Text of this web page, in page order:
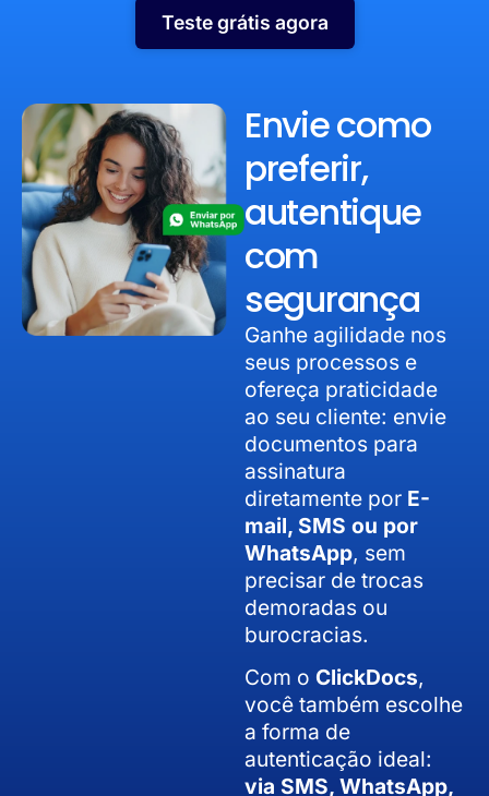
Teste grátis agora
Envie como
preferir,
autentique
com
segurança
Ganhe agilidade nos
seus processos e
ofereça praticidade
ao seu cliente: envie
documentos para
assinatura
diretamente por E-
mail, SMS ou por
WhatsApp, sem
precisar de trocas
demoradas ou
burocracias.
Com o ClickDocs,
você também escolhe
a forma de
autenticação ideal:
via SMS, WhatsApp,